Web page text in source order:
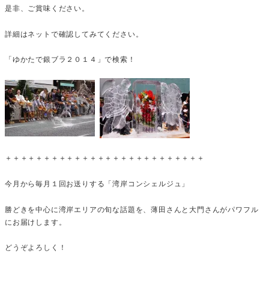
是非、ご賞味ください。
詳細はネットで確認してみてください。
「ゆかたで銀ブラ２０１４」で検索！
＋＋＋＋＋＋＋＋＋＋＋＋＋＋＋＋＋＋＋＋＋＋＋＋＋＋
今月から毎月１回お送りする「湾岸コンシェルジュ」
勝どきを中心に湾岸エリアの旬な話題を、薄田さんと大門さんがパワフル
にお届けします。
どうぞよろしく！